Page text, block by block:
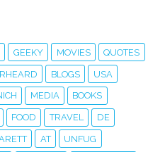
GEEKY MOVIES QUOTES
BLOGS USA
MEDIA BOOKS
FOOD TRAVEL DE
AT UNFUG